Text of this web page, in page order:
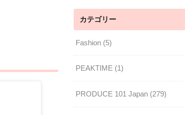
カテゴリー
Fashion (5)
PEAKTIME (1)
PRODUCE 101 Japan (279)